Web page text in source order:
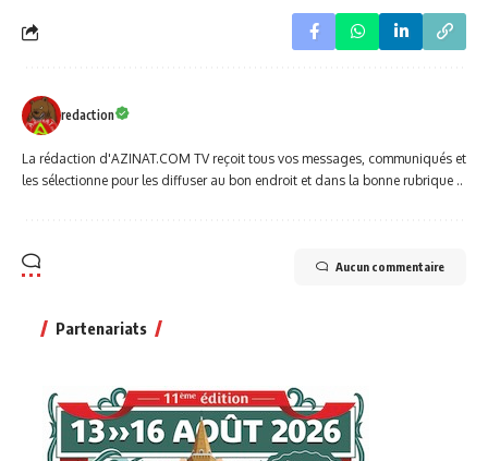
redaction
La rédaction d'AZINAT.COM TV reçoit tous vos messages, communiqués et
les sélectionne pour les diffuser au bon endroit et dans la bonne rubrique ..
Aucun commentaire
Partenariats